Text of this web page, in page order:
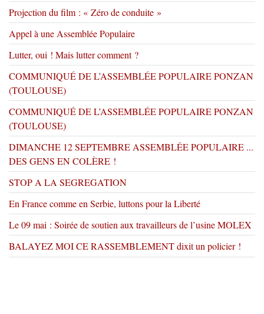
Projection du film : « Zéro de conduite »
Appel à une Assemblée Populaire
Lutter, oui ! Mais lutter comment ?
COMMUNIQUÉ DE L’ASSEMBLÉE POPULAIRE PONZAN
(TOULOUSE)
COMMUNIQUÉ DE L’ASSEMBLÉE POPULAIRE PONZAN
(TOULOUSE)
DIMANCHE 12 SEPTEMBRE ASSEMBLÉE POPULAIRE ...
DES GENS EN COLÈRE !
STOP A LA SEGREGATION
En France comme en Serbie, luttons pour la Liberté
Le 09 mai : Soirée de soutien aux travailleurs de l’usine MOLEX
BALAYEZ MOI CE RASSEMBLEMENT dixit un policier !